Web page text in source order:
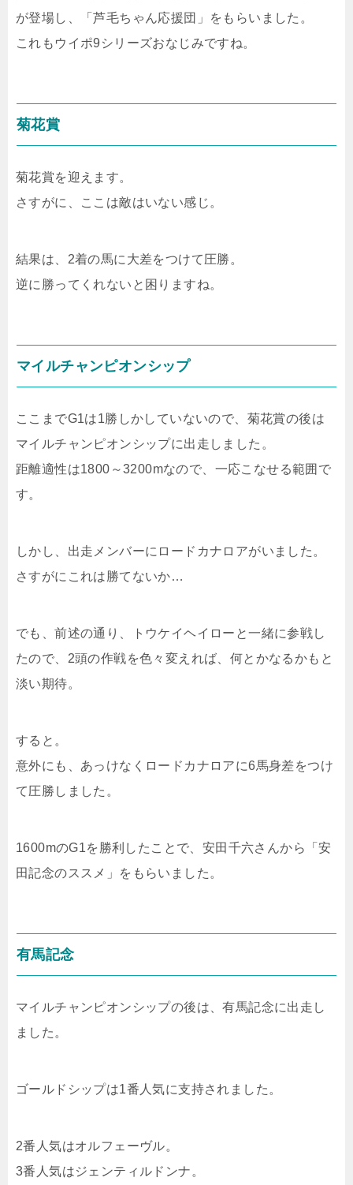
が登場し、「芦毛ちゃん応援団」をもらいました。
これもウイポ9シリーズおなじみですね。
菊花賞
菊花賞を迎えます。
さすがに、ここは敵はいない感じ。
結果は、2着の馬に大差をつけて圧勝。
逆に勝ってくれないと困りますね。
マイルチャンピオンシップ
ここまでG1は1勝しかしていないので、菊花賞の後は
マイルチャンピオンシップに出走しました。
距離適性は1800～3200mなので、一応こなせる範囲で
す。
しかし、出走メンバーにロードカナロアがいました。
さすがにこれは勝てないか…
でも、前述の通り、トウケイヘイローと一緒に参戦し
たので、2頭の作戦を色々変えれば、何とかなるかもと
淡い期待。
すると。
意外にも、あっけなくロードカナロアに6馬身差をつけ
て圧勝しました。
1600mのG1を勝利したことで、安田千六さんから「安
田記念のススメ」をもらいました。
有馬記念
マイルチャンピオンシップの後は、有馬記念に出走し
ました。
ゴールドシップは1番人気に支持されました。
2番人気はオルフェーヴル。
3番人気はジェンティルドンナ。